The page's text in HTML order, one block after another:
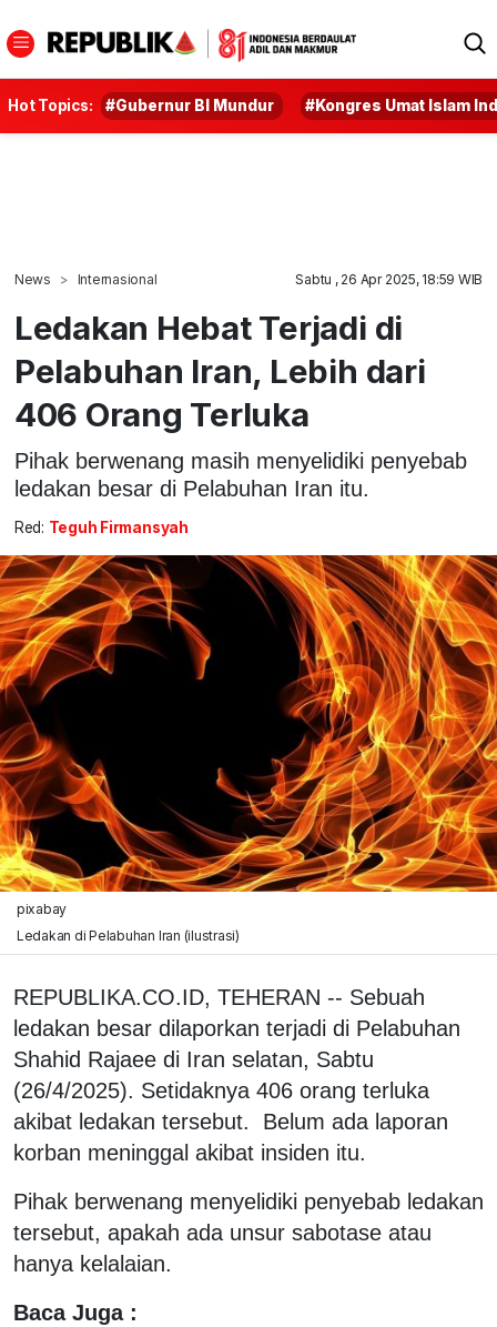
Hot Topics: #Gubernur BI Mundur #Kongres Umat Islam
News Internasional Sabtu , 26 Apr 2025, 18:59 WIB
Ledakan Hebat Terjadi di
Pelabuhan Iran, Lebih dari
406 Orang Terluka
Pihak berwenang masih menyelidiki penyebab
ledakan besar di Pelabuhan Iran itu.
Red: Teguh Firmansyah
pixabay
Ledakan di Pelabuhan Iran (ilustrasi)
REPUBLIKA.CO.ID, TEHERAN -- Sebuah
ledakan besar dilaporkan terjadi di Pelabuhan
Shahid Rajaee di Iran selatan, Sabtu
(26/4/2025). Setidaknya 406 orang terluka
akibat ledakan tersebut. Belum ada laporan
korban meninggal akibat insiden itu.
Pihak berwenang menyelidiki penyebab ledakan
tersebut, apakah ada unsur sabotase atau
hanya kelalaian.
Baca Juga :